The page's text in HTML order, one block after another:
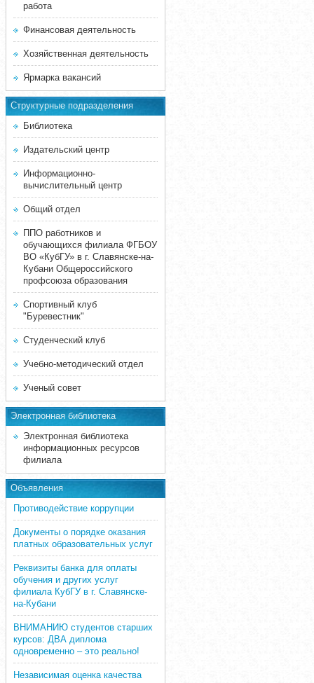
работа
Финансовая деятельность
Хозяйственная деятельность
Ярмарка вакансий
Структурные подразделения
Библиотека
Издательский центр
Информационно-
вычислительный центр
Общий отдел
ППО работников и
обучающихся филиала ФГБОУ
ВО «КубГУ» в г. Славянске-на-
Кубани Общероссийского
профсоюза образования
Спортивный клуб
"Буревестник"
Студенческий клуб
Учебно-методический отдел
Ученый совет
Электронная библиотека
Электронная библиотека
информационных ресурсов
филиала
Объявления
Противодействие коррупции
Документы о порядке оказания
платных образовательных услуг
Реквизиты банка для оплаты
обучения и других услуг
филиала КубГУ в г. Славянске-
на-Кубани
ВНИМАНИЮ студентов старших
курсов: ДВА диплома
одновременно – это реально!
Независимая оценка качества